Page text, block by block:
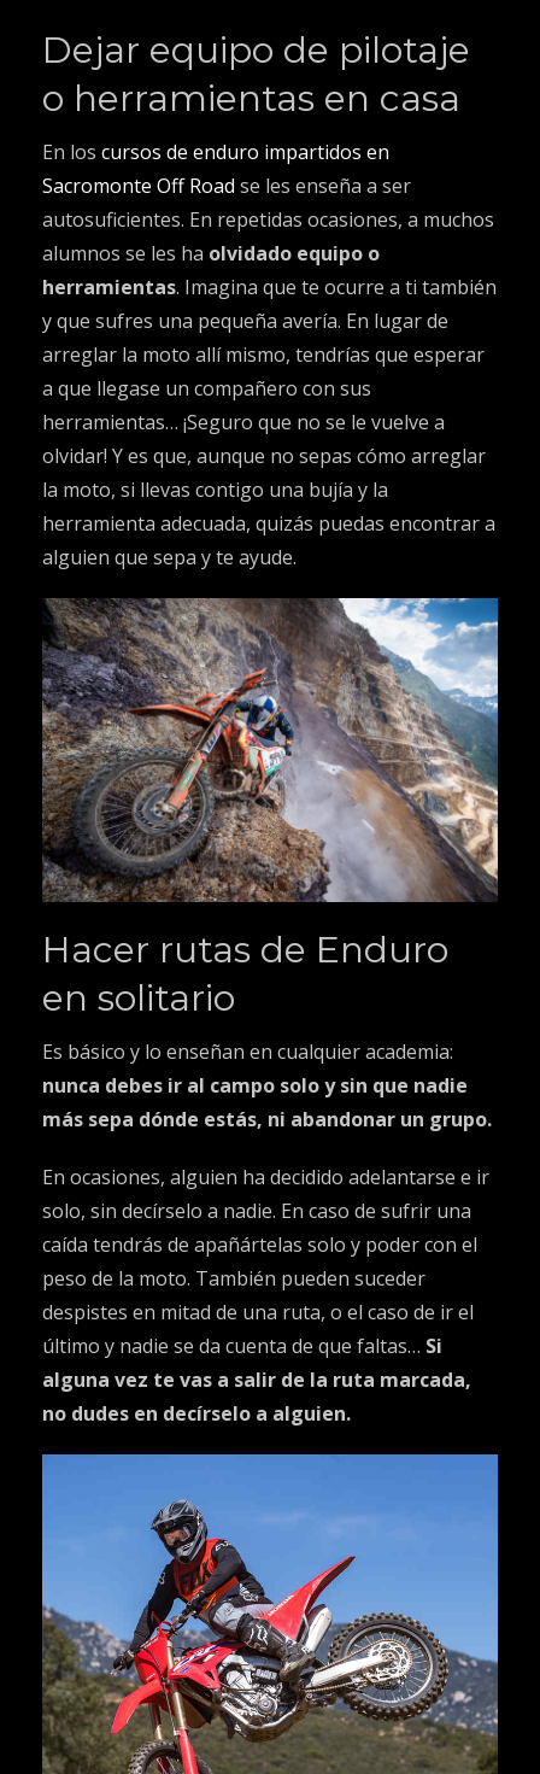
Dejar equipo de pilotaje
o herramientas en casa
En los cursos de enduro impartidos en
Sacromonte Off Road se les enseña a ser
autosuficientes. En repetidas ocasiones, a muchos
alumnos se les ha olvidado equipo o
herramientas. Imagina que te ocurre a ti también
y que sufres una pequeña avería. En lugar de
arreglar la moto allí mismo, tendrías que esperar
a que llegase un compañero con sus
herramientas… ¡Seguro que no se le vuelve a
olvidar! Y es que, aunque no sepas cómo arreglar
la moto, si llevas contigo una bujía y la
herramienta adecuada, quizás puedas encontrar a
alguien que sepa y te ayude.
Hacer rutas de Enduro
en solitario
Es básico y lo enseñan en cualquier academia:
nunca debes ir al campo solo y sin que nadie
más sepa dónde estás, ni abandonar un grupo.
En ocasiones, alguien ha decidido adelantarse e ir
solo, sin decírselo a nadie. En caso de sufrir una
caída tendrás de apañártelas solo y poder con el
peso de la moto. También pueden suceder
despistes en mitad de una ruta, o el caso de ir el
último y nadie se da cuenta de que faltas… Si
alguna vez te vas a salir de la ruta marcada,
no dudes en decírselo a alguien.